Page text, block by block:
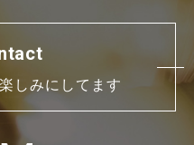
しみにしてます